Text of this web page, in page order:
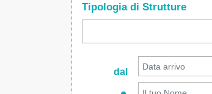
Tipologia di Strutture
dal